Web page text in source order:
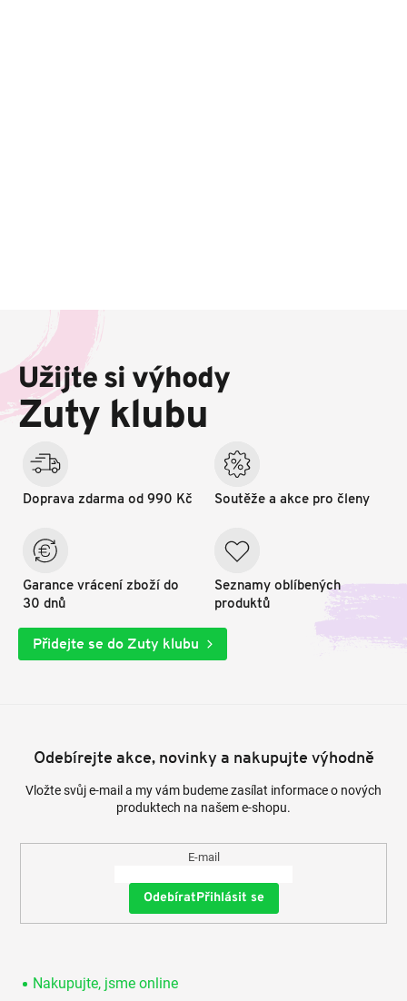
a
í
Užijte si výhody
Zuty klubu
Doprava zdarma od 990 Kč
Garance vrácení zboží do
30 dnů
Soutěže a akce pro členy
Seznamy oblíbených
produktů
Přidejte se do Zuty klubu
Odebírejte akce, novinky a nakupujte výhodně
Vložte svůj e-mail a my vám budeme zasílat informace o nových
produktech na našem e-shopu.
E-mail
Přihlásit se
Nakupujte, jsme online